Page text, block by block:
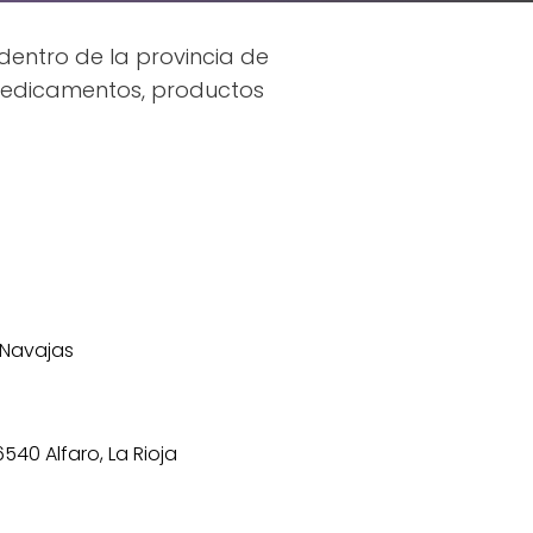
de la provincia de
productos
Alfaro, La Rioja